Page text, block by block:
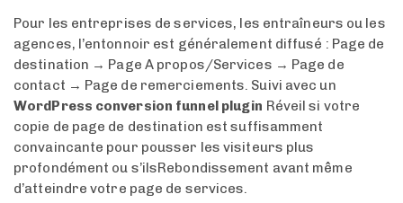
Pour les entreprises de services, les entraîneurs ou les
agences, l’entonnoir est généralement diffusé : Page de
destination → Page A propos/Services → Page de
contact → Page de remerciements. Suivi avec un
WordPress conversion funnel plugin Réveil si votre
copie de page de destination est suffisamment
convaincante pour pousser les visiteurs plus
profondément ou s’ilsRebondissement avant même
d’atteindre votre page de services.